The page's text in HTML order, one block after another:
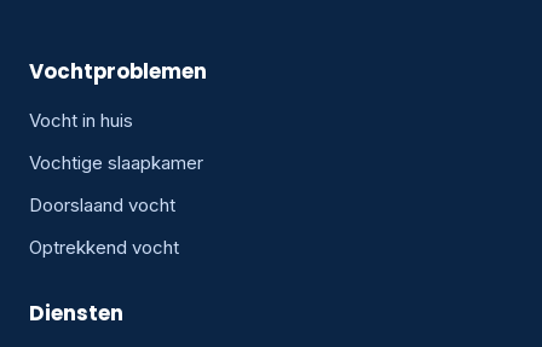
Vochtproblemen
Vocht in huis
Vochtige slaapkamer
Doorslaand vocht
Optrekkend vocht
Diensten